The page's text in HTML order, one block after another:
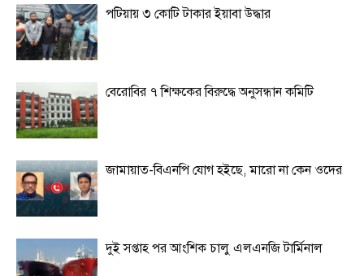
পটিয়ায় ৩ কোটি টাকার ইয়াবা উদ্ধার
বেরোবির ৭ শিক্ষকের বিরুদ্ধে অনুসন্ধান কমিটি
জামায়াত-বিএনপি যোগ হইছে, মারো না কেন ওদের
দুই সপ্তাহ পর আংশিক চালু এলএনজি টার্মিনাল